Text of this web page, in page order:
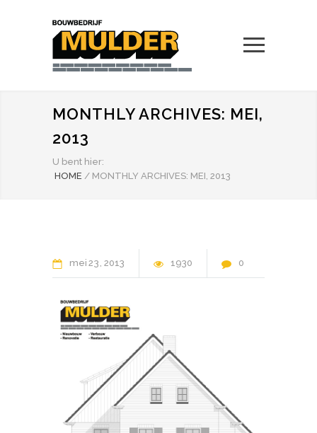
MONTHLY ARCHIVES: MEI,
2013
U bent hier:
HOME / MONTHLY ARCHIVES: MEI, 2013
mei 23 2013 1930 0